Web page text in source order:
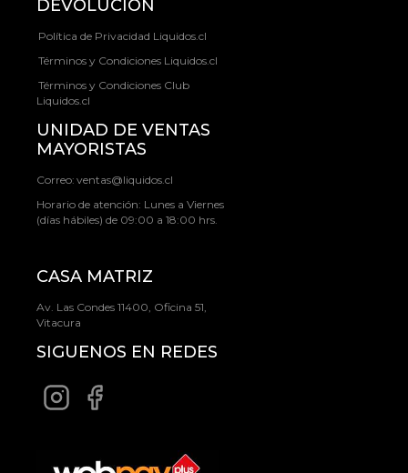
DEVOLUCIÓN
Política de Privacidad Liquidos.cl
Términos y Condiciones Liquidos.cl
Términos y Condiciones Club
Liquidos.cl
UNIDAD DE VENTAS
MAYORISTAS
Correo: ventas@liquidos.cl
Horario de atención: Lunes a Viernes
(días hábiles) de 09:00 a 18:00 hrs.
CASA MATRIZ
Av. Las Condes 11400, Oficina 51,
Vitacura
SIGUENOS EN REDES